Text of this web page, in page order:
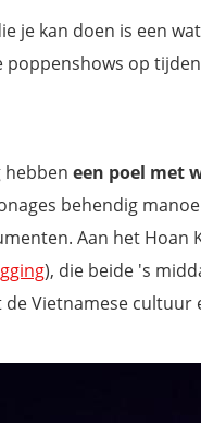
je kan doen is een
op
hebben een poel met
behendig
Aan het Hoan
), die beide 's
Vietnamese cultuur